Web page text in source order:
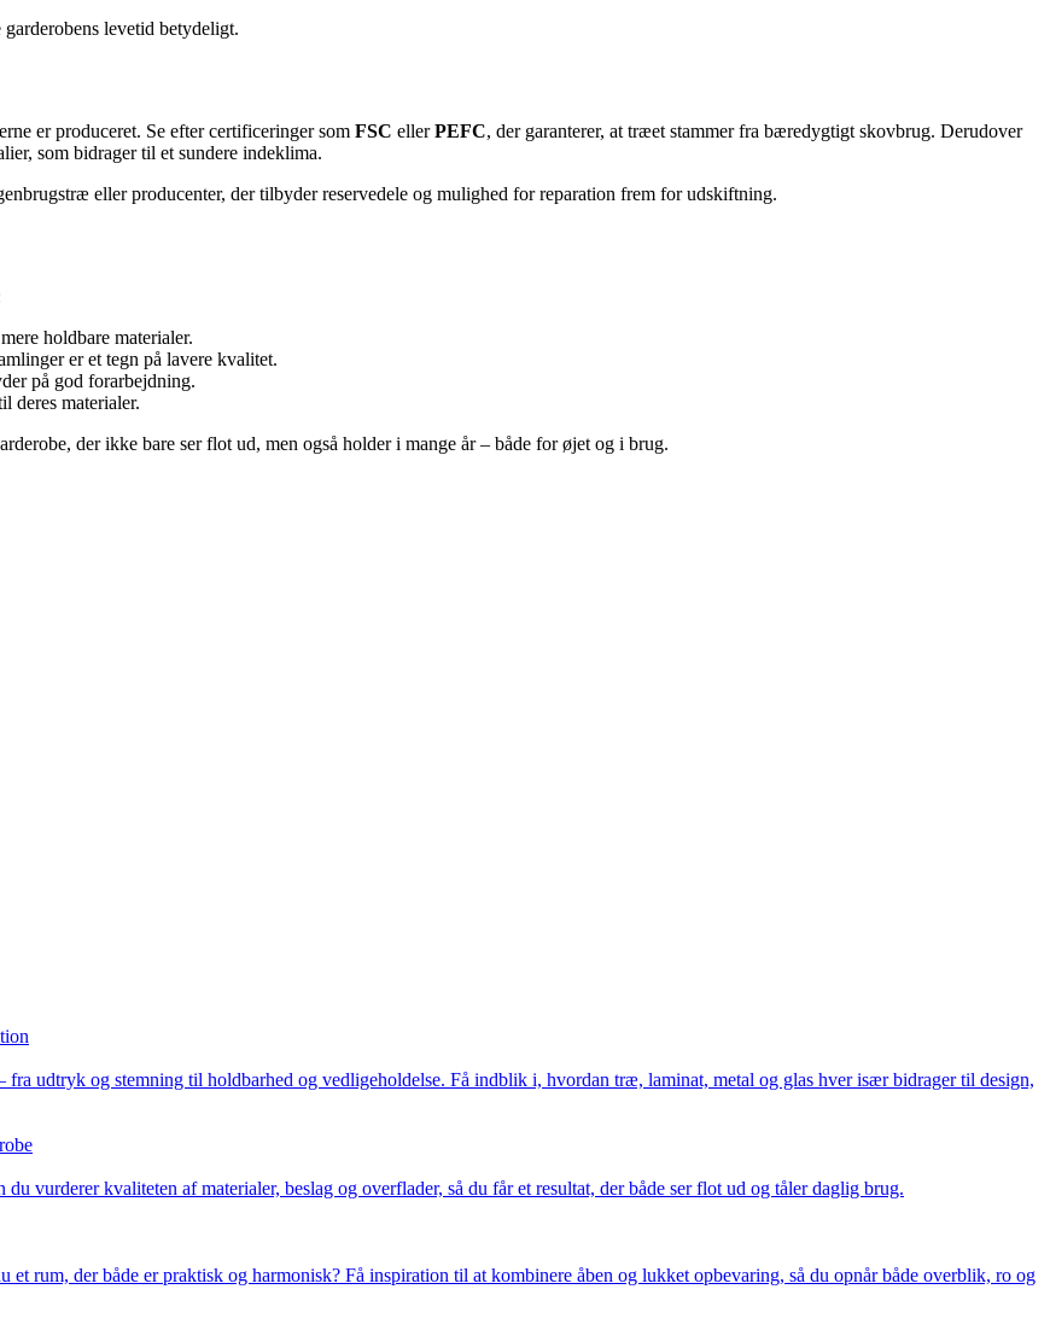
levetid betydeligt.
er produceret. Se efter certificeringer som FSC ellerPEFC, der garanterer, at træet stammer fra bæredygtigt skovbrug. Derudover
som bidrager til et sundere indeklima.
eller producenter, der tilbyder reservedele og mulighed for reparation frem for udskiftning.
holdbare materialer.
er et tegn på lavere kvalitet.
på god forarbejdning.
deres materialer.
der ikke bare ser flot ud, men også holder i mange år – både for øjet og i brug.
fra udtryk og stemning til holdbarhed og vedligeholdelse. Få indblik i, hvordan træ, laminat, metal og glas hver især bidrager til design,
vurderer kvaliteten af materialer, beslag og overflader, så du får et resultat, der både ser flot ud og tåler daglig brug.
et rum, der både er praktisk og harmonisk? Få inspiration til at kombinere åben og lukket opbevaring, så du opnår både overblik, ro og